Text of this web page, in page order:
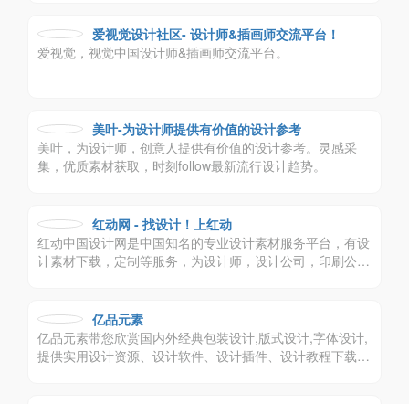
爱视觉设计社区- 设计师&插画师交流平台！
爱视觉，视觉中国设计师&插画师交流平台。
美叶-为设计师提供有价值的设计参考
美叶，为设计师，创意人提供有价值的设计参考。灵感采
集，优质素材获取，时刻follow最新流行设计趋势。
红动网 - 找设计！上红动
红动中国设计网是中国知名的专业设计素材服务平台，有设
计素材下载，定制等服务，为设计师，设计公司，印刷公司
亿品元素
亿品元素带您欣赏国内外经典包装设计,版式设计,字体设计,
提供实用设计资源、设计软件、设计插件、设计教程下载,